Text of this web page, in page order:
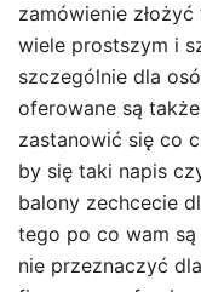
zamówienie
wiele prostszym i
szczególnie dla
oferowane są
zastanowić się co
by się taki napis
balony zechcecie
tego po co wam
nie przeznaczyć